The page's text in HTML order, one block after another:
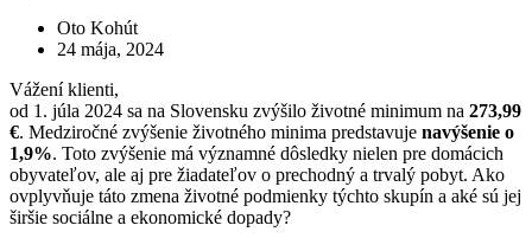
Oto Kohút
24 mája, 2024
Vážení klienti,
od 1. júla 2024 sa na Slovensku zvýšilo životné minimum na 273,99
€. Medziročné zvýšenie životného minima predstavuje navýšenie o
1,9%. Toto zvýšenie má významné dôsledky nielen pre domácich
obyvateľov, ale aj pre žiadateľov o prechodný a trvalý pobyt. Ako
ovplyvňuje táto zmena životné podmienky týchto skupín a aké sú jej
širšie sociálne a ekonomické dopady?